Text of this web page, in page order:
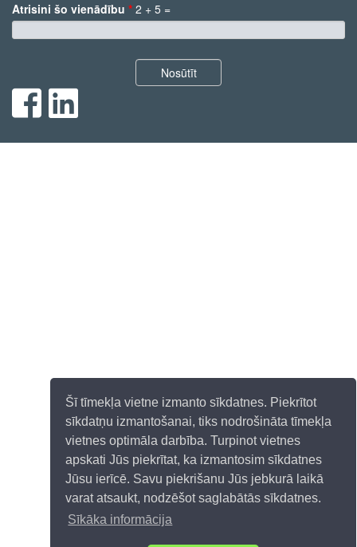
Šī tīmekļa vietne izmanto sīkdatnes. Piekrītot
sīkdatņu izmantošanai, tiks nodrošināta tīmekļa
vietnes optimāla darbība. Turpinot vietnes
apskati Jūs piekrītat, ka izmantosim sīkdatnes
Jūsu ierīcē. Savu piekrišanu Jūs jebkurā laikā
varat atsaukt, nodzēšot saglabātās sīkdatnes.
Sīkāka informācija
*
Atrisini šo vienādību * 2 + 5 =
Nosūtīt